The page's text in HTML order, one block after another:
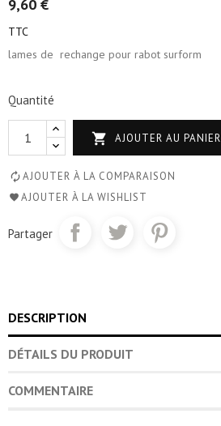
9,60 €
TTC
lames de rechange pour rabot surform
Quantité
 AJOUTER AU PANIER
AJOUTER À LA COMPARAISON
AJOUTER À LA WISHLIST
Partager
DESCRIPTION
DÉTAILS DU PRODUIT
COMMENTAIRE